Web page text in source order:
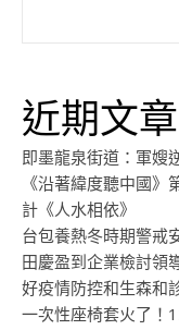
近期文章
即墨龍泉街道：軍嫂
《沿著緯度聽中國
計《人水相依》
台包養熱冬時期警戒
田慶盈到企業檢討領
好疫情防控和生森和
一次性座椅套火了！